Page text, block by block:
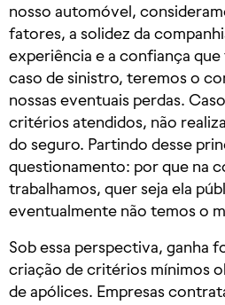
nosso automóvel,
fatores, a solidez da
experiência e a confiança
caso de sinistro, teremos o
nossas eventuais perdas.
critérios atendidos, não
do seguro. Partindo desse
questionamento: por que na
trabalhamos, quer seja ela
eventualmente não temos o
Sob essa perspectiva, ganha
criação de critérios mínimos
de apólices. Empresas